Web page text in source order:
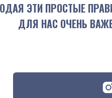
ЭТИ ПРОСТЫЕ
ДЛЯ НАС ОЧЕНЬ